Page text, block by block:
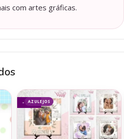
com artes gráficas.
AZULEJOS
- 75%